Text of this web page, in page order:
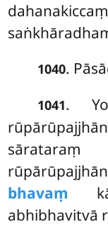
1040.
1041.
bhavaṃ
abhibhavitvā